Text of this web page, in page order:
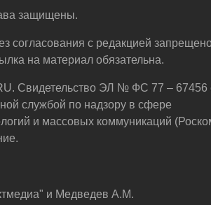
защищены.
согласования с редакцией
на материал обязательна.
Свидетельство ЭЛ № ФС 77 – 67456
службой по надзору в сфере
и массовых коммуникаций
и Медведев А.М.